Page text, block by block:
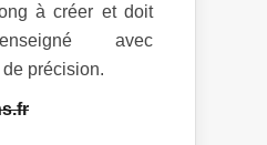
à créer et doit
avec
précision.